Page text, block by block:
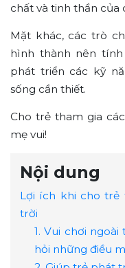
chất và tinh thần của
Mặt khác, các trò
hình thành nên
phát triển các kỹ
sống cần thiết.
Cho trẻ tham gia
mẹ vui!
Nội dung
Lợi ích khi cho trẻ
trời
1. Vui chơi
hỏi những điều